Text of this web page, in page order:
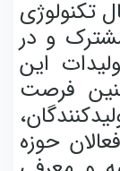
تکنولوژی
و در
این
فرصت
حوزه